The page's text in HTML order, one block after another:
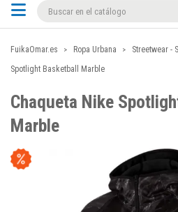
FuikaOmar.es Ropa Urbana Streetwear -
Spotlight Basketball Marble
Chaqueta Nike
Marble